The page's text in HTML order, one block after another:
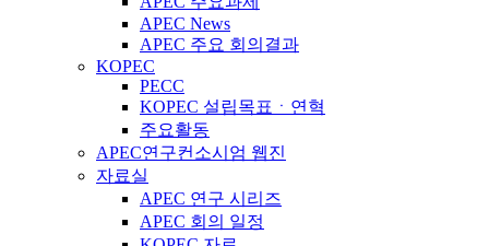
APEC News
APEC 주요 회의결과
KOPEC
PECC
KOPEC 설립목표ㆍ연혁
주요활동
APEC연구컨소시엄 웹진
자료실
APEC 연구 시리즈
APEC 회의 일정